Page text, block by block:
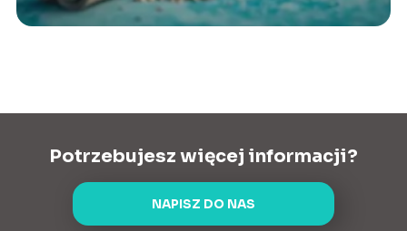
Potrzebujesz więcej informacji?
NAPISZ DO NAS